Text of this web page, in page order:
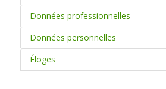
Données professionnelles
Données personnelles
Éloges